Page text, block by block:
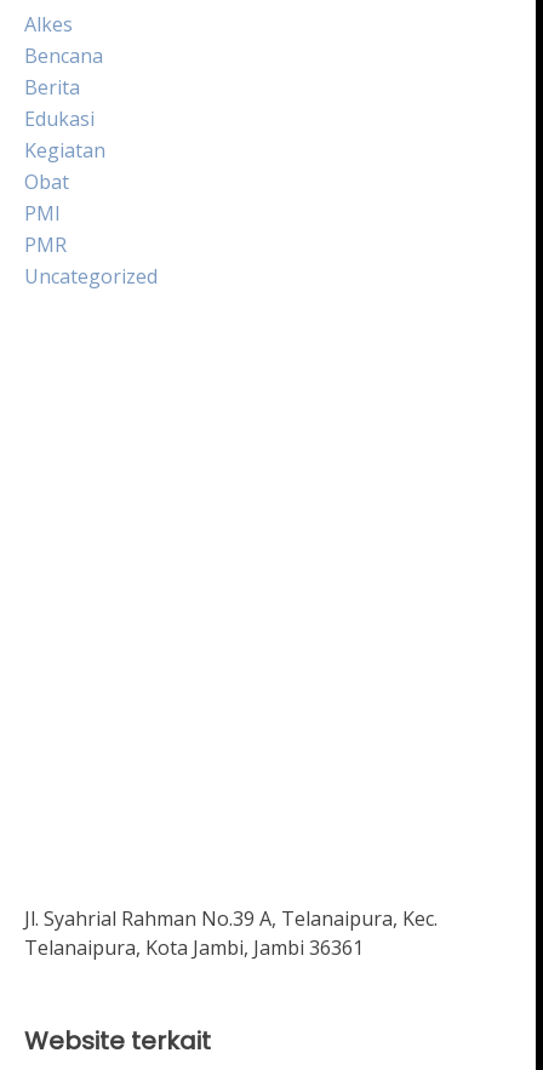
Alkes
Bencana
Berita
Edukasi
Kegiatan
Obat
PMI
PMR
Uncategorized
Jl. Syahrial Rahman No.39 A, Telanaipura, Kec.
Telanaipura, Kota Jambi, Jambi 36361
Website terkait